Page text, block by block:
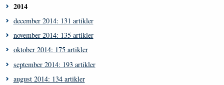
2014
december 2014: 131 artikler
november 2014: 135 artikler
oktober 2014: 175 artikler
september 2014: 193 artikler
august 2014: 134 artikler